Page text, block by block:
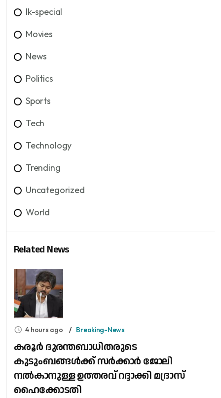
lk-special
Movies
News
Politics
Sports
Tech
Technology
Trending
Uncategorized
World
Related News
4 hours ago Breaking-News
കരൂർ ദുരന്തബാധിതരുടെ
കുടുംബങ്ങൾക്ക് സർക്കാർ ജോലി
നൽകാനുള്ള ഉത്തരവ് റദ്ദാക്കി മദ്രാസ്
ഹൈക്കോടതി